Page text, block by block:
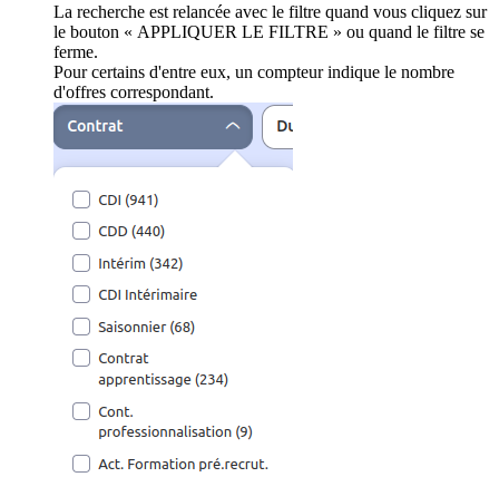
La recherche est relancée avec le filtre quand vous cliquez sur
le bouton « APPLIQUER LE FILTRE » ou quand le filtre se
ferme.
Pour certains d'entre eux, un compteur indique le nombre
d'offres correspondant.